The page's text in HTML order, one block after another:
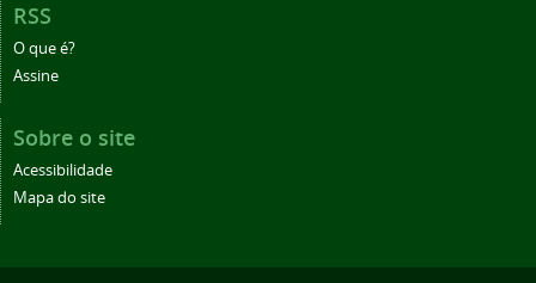
RSS
O que é?
Assine
Sobre o site
Acessibilidade
Mapa do site